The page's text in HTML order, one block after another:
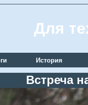
Для
История
Встреча